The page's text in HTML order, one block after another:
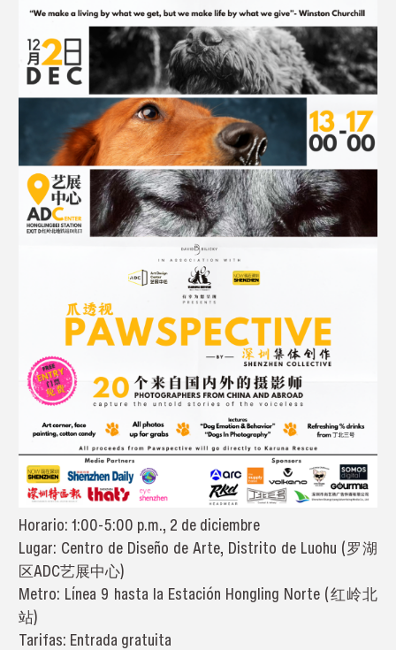
Horario: 1:00-5:00 p.m., 2 de diciembre
Lugar: Centro de Diseño de Arte, Distrito de Luohu (罗湖
区ADC艺展中心)
Metro: Línea 9 hasta la Estación Hongling Norte (红岭北
站)
Tarifas: Entrada gratuita